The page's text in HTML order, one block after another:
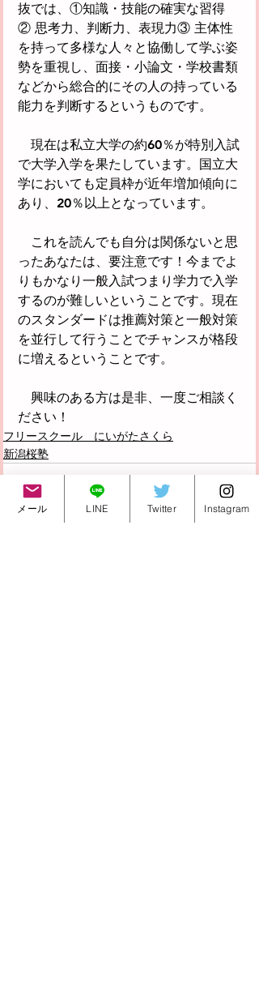
抜では、①知識・技能の確実な習得
② 思考力、判断力、表現力③ 主体性
を持って多様な人々と協働して学ぶ姿
勢を重視し、面接・小論文・学校書類
などから総合的にその人の持っている
能力を判断するというものです。
現在は私立大学の約60％が特別入試
で大学入学を果たしています。国立大
学においても定員枠が近年増加傾向に
あり、20％以上となっています。
これを読んでも自分は関係ないと思
ったあなたは、要注意です！今までよ
りもかなり一般入試つまり学力で入学
するのが難しいということです。現在
のスタンダードは推薦対策と一般対策
を並行して行うことでチャンスが格段
に増えるということです。
興味のある方は是非、一度ご相談く
ださい！
フリースクール にいがたさくら
新潟桜塾
メール LINE Twitter Instagram